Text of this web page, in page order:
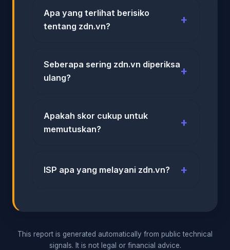
Apa yang terlihat berisiko
tentang zdn.vn?
Seberapa sering zdn.vn diperiksa
ulang?
Apakah skor cukup untuk
memutuskan?
ISP apa yang melayani zdn.vn?
This report is generated automatically from public technical
signals. It is not legal or financial advice.